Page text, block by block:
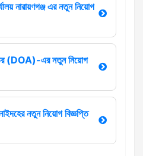
নারায়ণগঞ্জ এর নতুন নিয়োগ
(DOA)-এর নতুন নিয়োগ
নতুন নিয়োগ বিজ্ঞপ্তি